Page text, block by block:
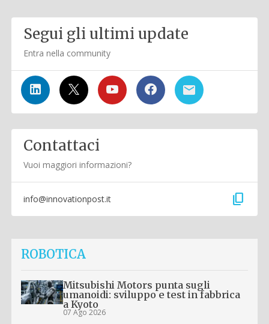
Segui gli ultimi update
Entra nella community
Contattaci
Vuoi maggiori informazioni?
info@innovationpost.it content_copy
ROBOTICA
Mitsubishi Motors punta sugli
umanoidi: sviluppo e test in fabbrica
a Kyoto
07 Ago 2026